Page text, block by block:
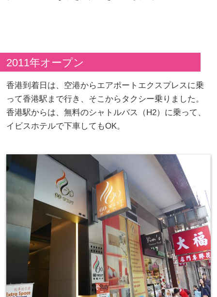
2011年オープン
香港到着日は、空港からエアポートエクスプレスに乗
って香港駅まで行き、そこからタクシー乗りました。
香港駅からは、無料のシャトルバス（H2）に乗って、
イビスホテルで下車してもOK。